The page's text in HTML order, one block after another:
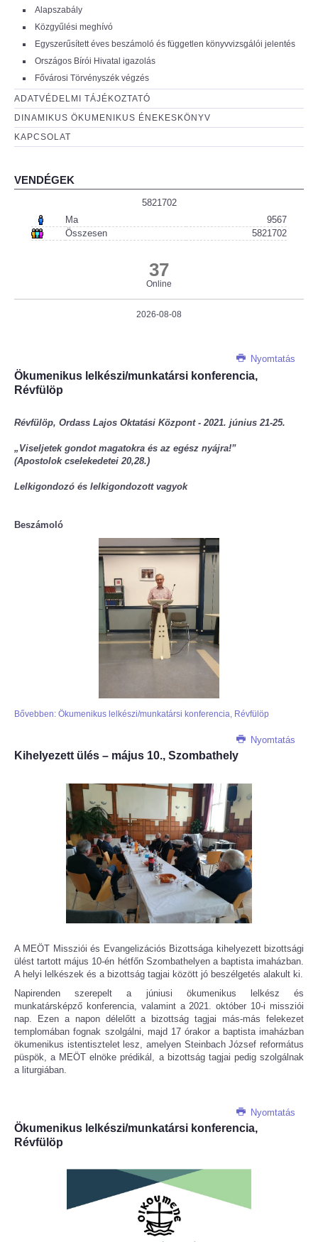
Alapszabály
Közgyűlési meghívó
Egyszerűsített éves beszámoló és független könyvvizsgálói jelentés
Országos Bírói Hivatal igazolás
Fővárosi Törvényszék végzés
ADATVÉDELMI TÁJÉKOZTATÓ
DINAMIKUS ÖKUMENIKUS ÉNEKESKÖNYV
KAPCSOLAT
VENDÉGEK
5821702
Ma
9567
Összesen
5821702
37
Online
2026-08-08
Nyomtatás
Ökumenikus lelkészi/munkatársi konferencia,
Révfülöp
Révfülöp, Ordass Lajos Oktatási Központ - 2021. június 21-25.
„Viseljetek gondot magatokra és az egész nyájra!”
(Apostolok cselekedetei 20,28.)
Lelkigondozó és lelkigondozott vagyok
Beszámoló
Bővebben: Ökumenikus lelkészi/munkatársi konferencia, Révfülöp
Nyomtatás
Kihelyezett ülés – május 10., Szombathely
A MEÖT Missziói és Evangelizációs Bizottsága kihelyezett bizottsági
ülést tartott május 10-én hétfőn Szombathelyen a baptista imaházban.
A helyi lelkészek és a bizottság tagjai között jó beszélgetés alakult ki.
Napirenden szerepelt a júniusi ökumenikus lelkész és
munkatársképző konferencia, valamint a 2021. október 10-i missziói
nap. Ezen a napon délelőtt a bizottság tagjai más-más felekezet
templomában fognak szolgálni, majd 17 órakor a baptista imaházban
ökumenikus istentisztelet lesz, amelyen Steinbach József református
püspök, a MEÖT elnöke prédikál, a bizottság tagjai pedig szolgálnak
a liturgiában.
Nyomtatás
Ökumenikus lelkészi/munkatársi konferencia,
Révfülöp